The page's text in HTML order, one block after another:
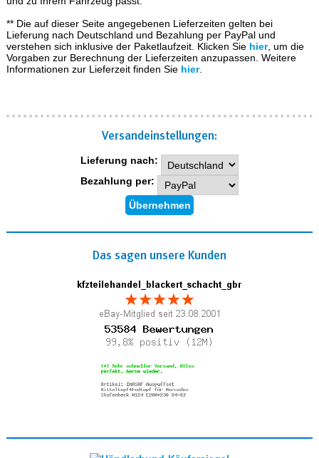
** Die auf dieser Seite angegebenen Lieferzeiten gelten bei
Lieferung nach Deutschland und Bezahlung per PayPal und
verstehen sich inklusive der Paketlaufzeit. Klicken Sie hier, um die
Vorgaben zur Berechnung der Lieferzeiten anzupassen. Weitere
Informationen zur Lieferzeit finden Sie hier.
Versand­einstellungen:
Lieferung nach:
Bezahlung per:
Das sagen unsere Kunden